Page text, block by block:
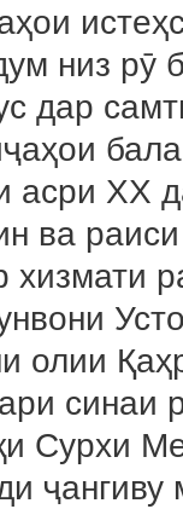
низ рӯ
дар
асри XX
ва
хизмати
олии
синаи
Сурхи